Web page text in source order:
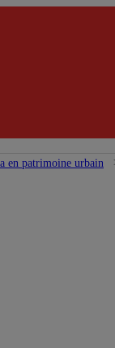
en patrimoine urbain